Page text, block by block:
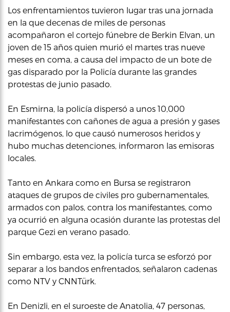
Los enfrentamientos tuvieron lugar tras una jornada
en la que decenas de miles de personas
acompañaron el cortejo fúnebre de Berkin Elvan, un
joven de 15 años quien murió el martes tras nueve
meses en coma, a causa del impacto de un bote de
gas disparado por la Policía durante las grandes
protestas de junio pasado.
En Esmirna, la policía dispersó a unos 10,000
manifestantes con cañones de agua a presión y gases
lacrimógenos, lo que causó numerosos heridos y
hubo muchas detenciones, informaron las emisoras
locales.
Tanto en Ankara como en Bursa se registraron
ataques de grupos de civiles pro gubernamentales,
armados con palos, contra los manifestantes, como
ya ocurrió en alguna ocasión durante las protestas del
parque Gezi en verano pasado.
Sin embargo, esta vez, la policía turca se esforzó por
separar a los bandos enfrentados, señalaron cadenas
como NTV y CNNTürk.
En Denizli, en el suroeste de Anatolia, 47 personas,